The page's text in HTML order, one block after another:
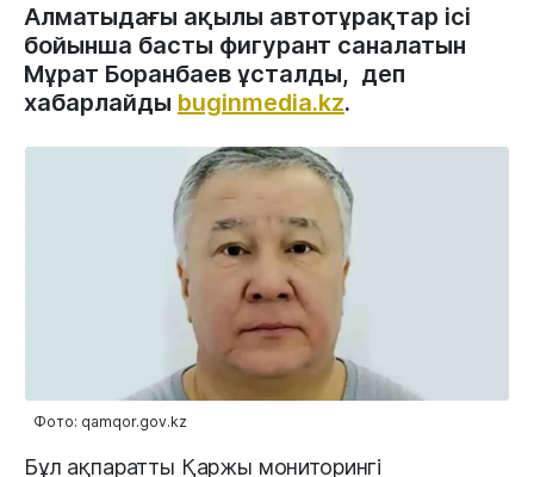
Алматыдағы ақылы автотұрақтар ісі
бойынша басты фигурант саналатын
Мұрат Боранбаев ұсталды, деп
хабарлайды buginmedia.kz.
Фото: qamqor.gov.kz
Бұл ақпаратты Қаржы мониторингі